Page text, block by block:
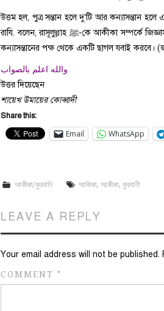
উত্তম হল, পুত্র সন্তান হলে দু’টি আর কন্যাসন্তান হলে
রাযি. বলেন, রাসূলুল্লাহ ﷺ-কে আকীকা সম্পর্কে জিজ্ঞাসা করলে তিনি বলেন, পুত্রসন্তানের পক্ষ থেকে দুটি ছাগল আর
কন্যাসন্তানের পক্ষ থেকে একটি ছাগল যবাই করবে।
والله اعلم بالصواب
উত্তর দিয়েছেন
শায়েখ উমায়ের কোব্বাদী
Share this:
Email WhatsApp
আকীকা/কুরবানি আকিকা,আকীকা,কুরবানী
LEAVE A REPLY
Your email address will not be published.
COMMENT *